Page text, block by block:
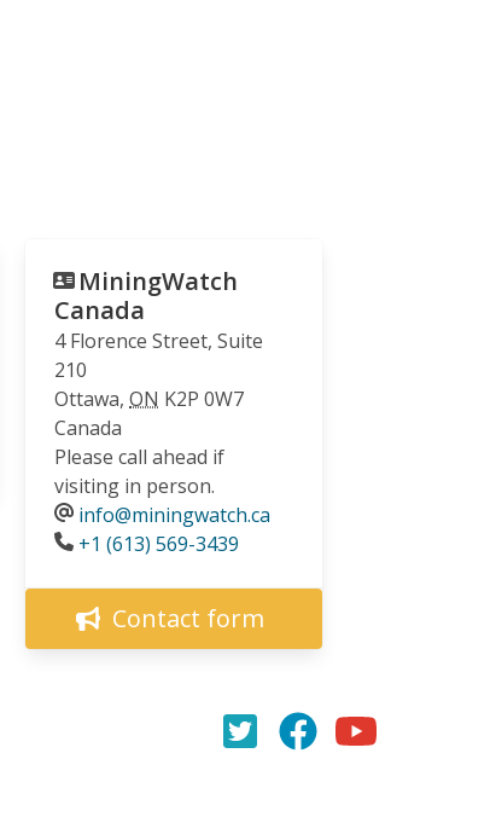
MiningWatch
Canada
4 Florence Street, Suite
210
Ottawa, ON K2P 0W7
Canada
Please call ahead if
visiting in person.
info@miningwatch.ca
Phone
+1 (613) 569-3439
Contact form